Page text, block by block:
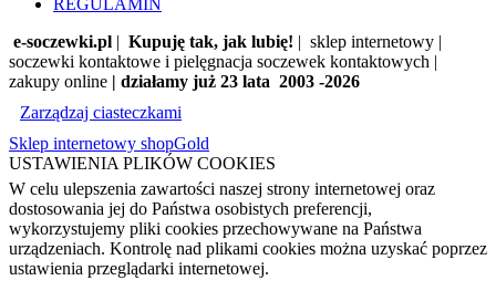
REGULAMIN
e-soczewki.pl | Kupuję tak, jak lubię! | sklep internetowy |
soczewki kontaktowe i pielęgnacja soczewek kontaktowych |
zakupy online | działamy już 23 lata 2003 -2026
Zarządzaj ciasteczkami
Sklep internetowy shopGold
USTAWIENIA PLIKÓW COOKIES
W celu ulepszenia zawartości naszej strony internetowej oraz
dostosowania jej do Państwa osobistych preferencji,
wykorzystujemy pliki cookies przechowywane na Państwa
urządzeniach. Kontrolę nad plikami cookies można uzyskać poprzez
ustawienia przeglądarki internetowej.